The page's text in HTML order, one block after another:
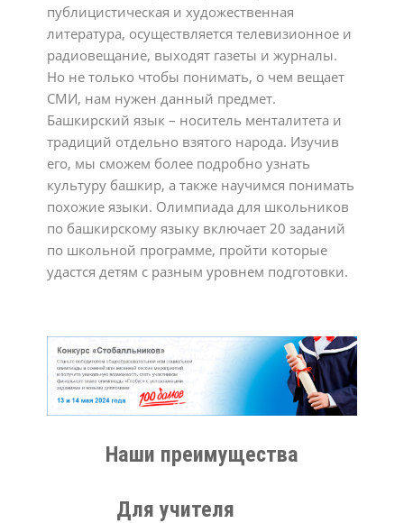
публицистическая и художественная
литература, осуществляется телевизионное и
радиовещание, выходят газеты и журналы.
Но не только чтобы понимать, о чем вещает
СМИ, нам нужен данный предмет.
Башкирский язык – носитель менталитета и
традиций отдельно взятого народа. Изучив
его, мы сможем более подробно узнать
культуру башкир, а также научимся понимать
похожие языки. Олимпиада для школьников
по башкирскому языку включает 20 заданий
по школьной программе, пройти которые
удастся детям с разным уровнем подготовки.
Наши преимущества
Для учителя